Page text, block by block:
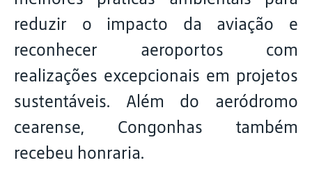
reduzir o impacto da aviação e
reconhecer aeroportos com
realizações excepcionais em projetos
sustentáveis. Além do aeródromo
cearense, Congonhas também
recebeu honraria.